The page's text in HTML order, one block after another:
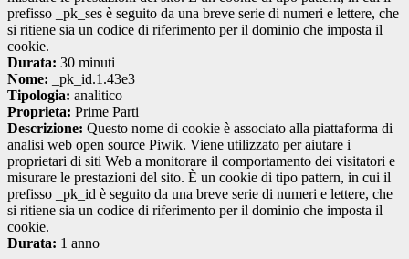
prefisso _pk_ses è seguito da una breve serie di numeri e lettere, che
si ritiene sia un codice di riferimento per il dominio che imposta il
cookie.
Durata: 30 minuti
Nome: _pk_id.1.43e3
Tipologia: analitico
Proprieta: Prime Parti
Descrizione: Questo nome di cookie è associato alla piattaforma di
analisi web open source Piwik. Viene utilizzato per aiutare i
proprietari di siti Web a monitorare il comportamento dei visitatori e
misurare le prestazioni del sito. È un cookie di tipo pattern, in cui il
prefisso _pk_id è seguito da una breve serie di numeri e lettere, che
si ritiene sia un codice di riferimento per il dominio che imposta il
cookie.
Durata: 1 anno